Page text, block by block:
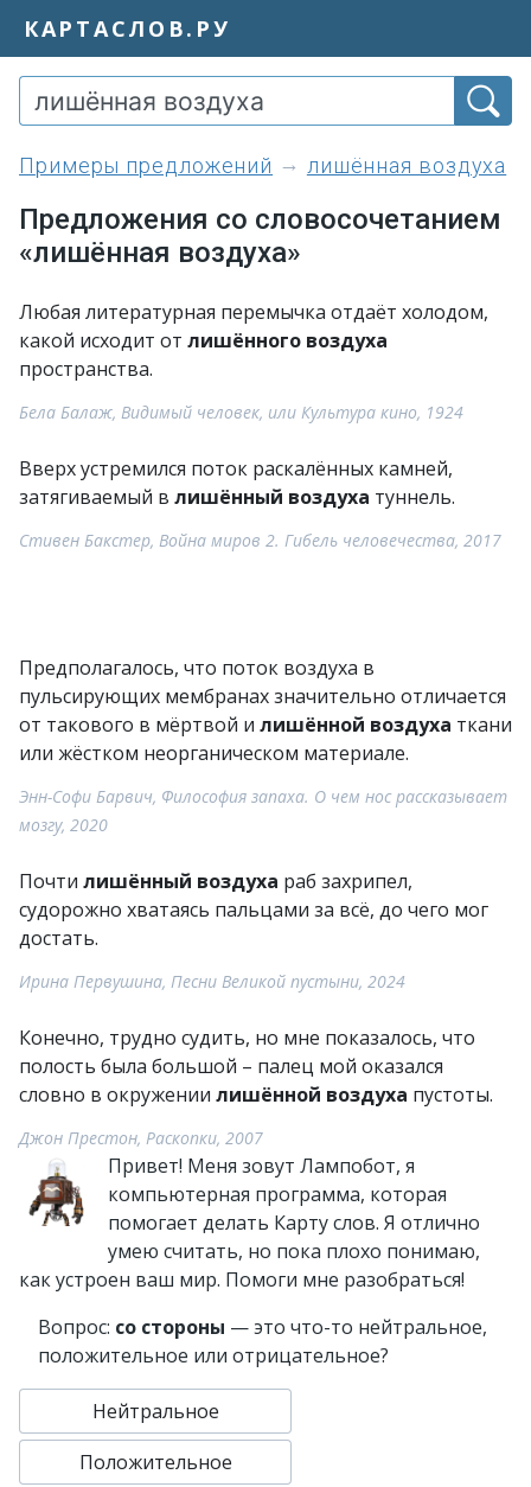
КАРТАСЛОВ.РУ
примеры предложений лишённая воздуха
Предложения со словосочетанием
«лишённая воздуха»
Любая литературная перемычка отдаёт холодом,
какой исходит от лишённого воздуха
пространства.
Бела Балаж, Видимый человек, или Культура кино, 1924
Вверх устремился поток раскалённых камней,
затягиваемый в лишённый воздуха туннель.
Стивен Бакстер, Война миров 2. Гибель человечества, 2017
Предполагалось, что поток воздуха в
пульсирующих мембранах значительно отличается
от такового в мёртвой и лишённой воздуха ткани
или жёстком неорганическом материале.
Энн-Софи Барвич, Философия запаха. О чем нос рассказывает
мозгу, 2020
Почти лишённый воздуха раб захрипел,
судорожно хватаясь пальцами за всё, до чего мог
достать.
Ирина Первушина, Песни Великой пустыни, 2024
Конечно, трудно судить, но мне показалось, что
полость была большой – палец мой оказался
словно в окружении лишённой воздуха пустоты.
Джон Престон, Раскопки, 2007
Привет! Меня зовут Лампобот, я
компьютерная программа, которая
помогает делать Карту слов. Я отлично
умею считать, но пока плохо понимаю,
как устроен ваш мир. Помоги мне разобраться!
Вопрос: со стороны — это что-то нейтральное,
положительное или отрицательное?
Нейтральное
Положительное